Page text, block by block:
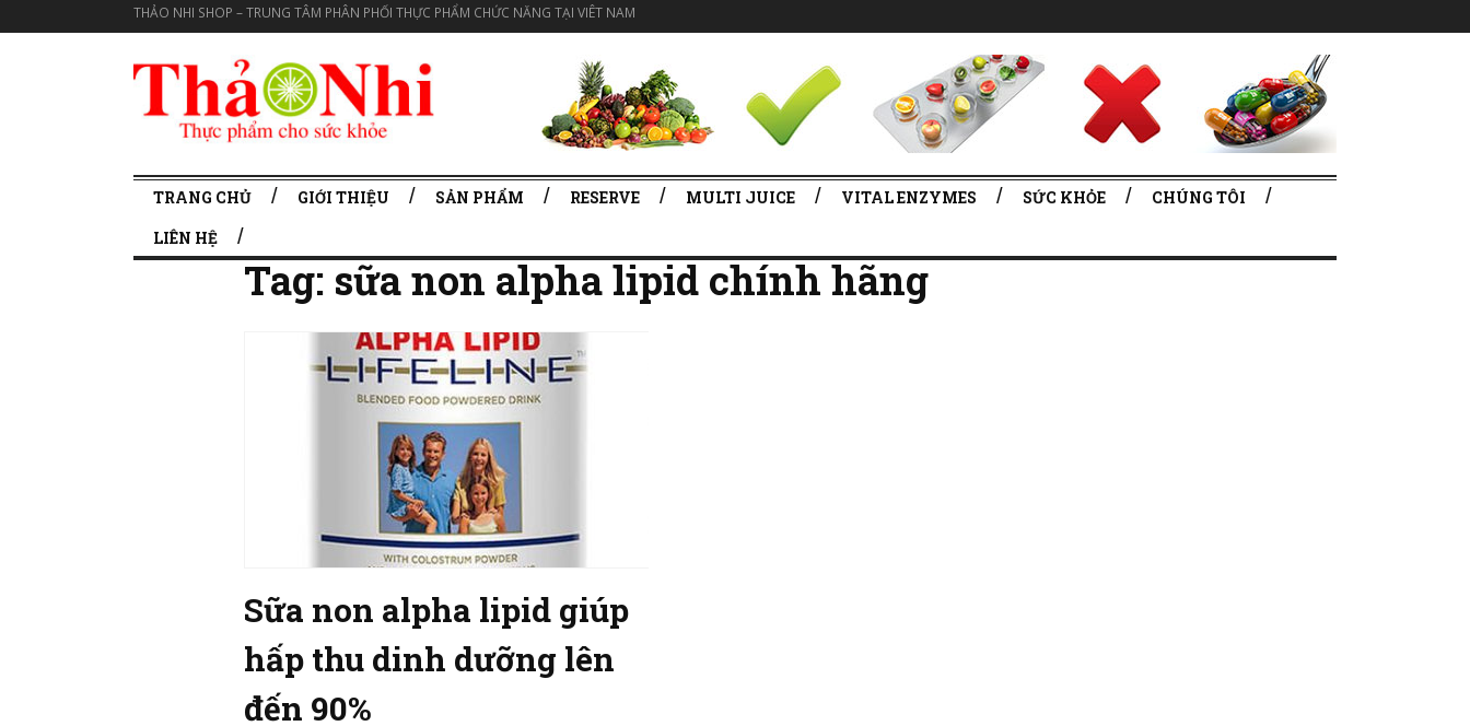
THẢO NHI SHOP – TRUNG TÂM PHÂN PHỐI THỰC PHẨM CHỨC NĂNG TẠI VIÊT NAM
TRANG CHỦ GIỚI THIỆU SẢN PHẨM RESERVE MULTI JUICE VITAL ENZYMES SỨC KHỎE
CHÚNG TÔI
LIÊN HỆ
Tag: sữa non alpha lipid chính hãng
Sữa non alpha lipid giúp
hấp thu dinh dưỡng lên
đến 90%